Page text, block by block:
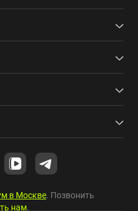
в Москве. Позвонить
нам.